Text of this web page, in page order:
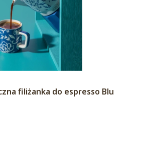
filiżanka do espresso Blu